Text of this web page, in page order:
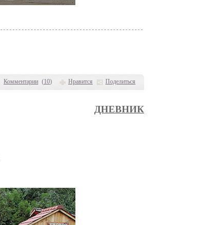
Комментарии (10) Нравится Поделиться
ДНЕВНИК